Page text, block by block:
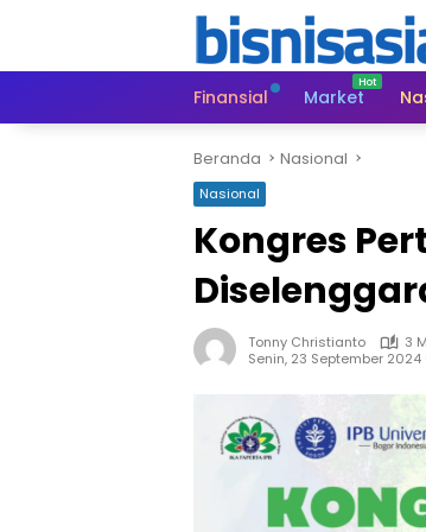
Finansial
Market
Beranda Nasional
Nasional
Kongres
Tonny Christianto
3
Senin, 23 September 2024